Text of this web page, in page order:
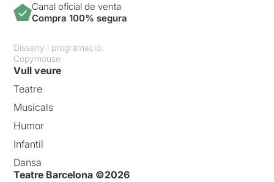
Canal oficial de venta
Compra 100% segura
Disseny i programació:
Copymouse
Vull veure
Teatre
Musicals
Humor
Infantil
Dansa
Teatre Barcelona ©2026